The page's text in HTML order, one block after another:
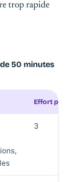
trop rapide
50 minutes
Effort perçu
3